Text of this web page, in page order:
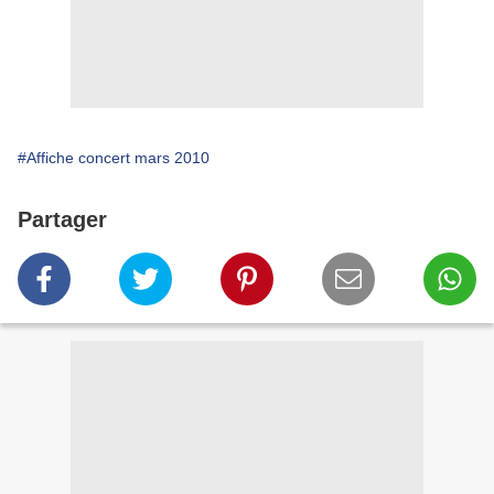
#Affiche concert mars 2010
Partager